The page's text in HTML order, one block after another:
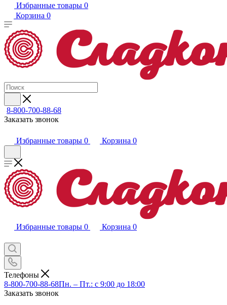
Избранные товары 0
Корзина 0
8-800-700-88-68
Заказать звонок
Избранные товары 0 Корзина 0
Избранные товары 0 Корзина 0
Телефоны
8-800-700-88-68Пн. – Пт.: с 9:00 до 18:00
Заказать звонок